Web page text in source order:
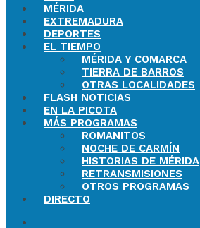
MÉRIDA
EXTREMADURA
DEPORTES
EL TIEMPO
MÉRIDA Y COMARCA
TIERRA DE BARROS
OTRAS LOCALIDADES
FLASH NOTICIAS
EN LA PICOTA
MÁS PROGRAMAS
ROMANITOS
NOCHE DE CARMÍN
HISTORIAS DE MÉRIDA
RETRANSMISIONES
OTROS PROGRAMAS
DIRECTO